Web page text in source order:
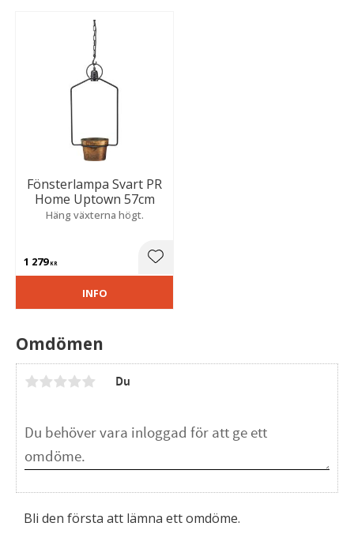
Omdömen
Du
Bli den första att lämna ett omdöme.
Fönsterlampa Svart PR
Home Uptown 57cm
Häng växterna högt.
1 279KR Lägg till i favoriter
INFO